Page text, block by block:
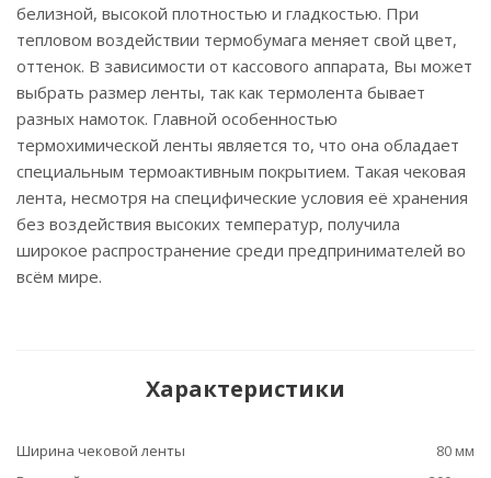
белизной, высокой плотностью и гладкостью. При
тепловом воздействии термобумага меняет свой цвет,
оттенок. В зависимости от кассового аппарата, Вы может
выбрать размер ленты, так как термолента бывает
разных намоток. Главной особенностью
термохимической ленты является то, что она обладает
специальным термоактивным покрытием. Такая чековая
лента, несмотря на специфические условия её хранения
без воздействия высоких температур, получила
широкое распространение среди предпринимателей во
всём мире.
Характеристики
Ширина чековой ленты
80 мм